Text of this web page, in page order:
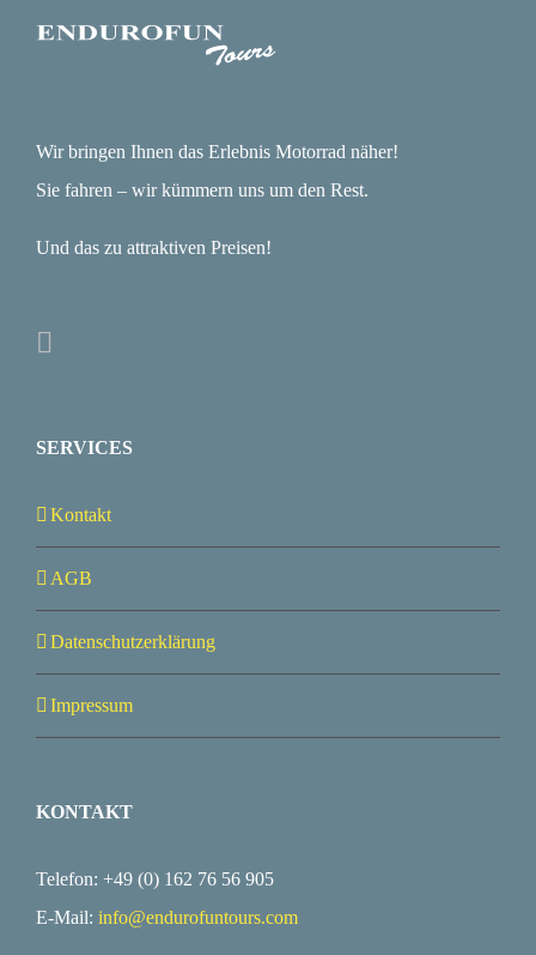
Wir bringen Ihnen das Erlebnis Motorrad näher!
Sie fahren – wir kümmern uns um den Rest.
Und das zu attraktiven Preisen!
SERVICES
Kontakt
AGB
Datenschutzerklärung
Impressum
KONTAKT
Telefon: +49 (0) 162 76 56 905
E-Mail: info@endurofuntours.com